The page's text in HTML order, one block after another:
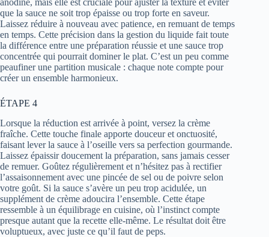
que la sauce ne soit trop épaisse ou trop forte en saveur.
Laissez réduire à nouveau avec patience, en remuant de temps
en temps. Cette précision dans la gestion du liquide fait toute
la différence entre une préparation réussie et une sauce trop
concentrée qui pourrait dominer le plat. C’est un peu comme
peaufiner une partition musicale : chaque note compte pour
créer un ensemble harmonieux.
ÉTAPE 4
Lorsque la réduction est arrivée à point, versez la crème
fraîche. Cette touche finale apporte douceur et onctuosité,
faisant lever la sauce à l’oseille vers sa perfection gourmande.
Laissez épaissir doucement la préparation, sans jamais cesser
de remuer. Goûtez régulièrement et n’hésitez pas à rectifier
l’assaisonnement avec une pincée de sel ou de poivre selon
votre goût. Si la sauce s’avère un peu trop acidulée, un
supplément de crème adoucira l’ensemble. Cette étape
ressemble à un équilibrage en cuisine, où l’instinct compte
presque autant que la recette elle-même. Le résultat doit être
voluptueux, avec juste ce qu’il faut de peps.